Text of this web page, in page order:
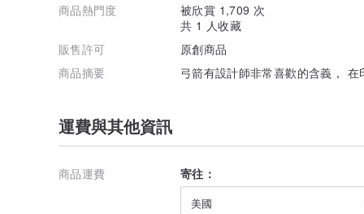
自己一人配戴、守護夢想。
情侶一起配戴、守護愛情。
朋友一起配戴、守護友情。
家人一起配戴、守護親情。
商品熱門度
被欣賞 1,709 次
共 1 人收藏
販售許可
原創商品
商品摘要
弓箭有設計師非常喜歡的含義，
運費與其他資訊
商品運費 寄往：
美國